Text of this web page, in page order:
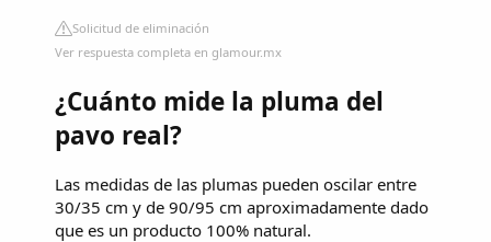
Solicitud de eliminación
Ver respuesta completa en glamour.mx
¿Cuánto mide la pluma del
pavo real?
Las medidas de las plumas pueden oscilar entre
30/35 cm y de 90/95 cm aproximadamente dado
que es un producto 100% natural.